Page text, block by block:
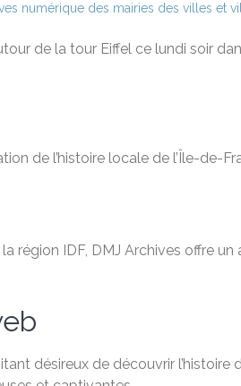
numérique des mairies des villes et
de la tour Eiffel ce lundi soir
de l’histoire locale de l’Île-de-
région IDF, DMJ Archives offre
désireux de découvrir